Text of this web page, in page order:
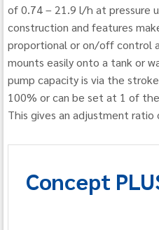
of 0.74 – 21.9 l/h at pressure
construction and features
proportional or on/off control
mounts easily onto a tank or
pump capacity is via the
100% or can be set at 1 of
This gives an adjustment ratio
Concept